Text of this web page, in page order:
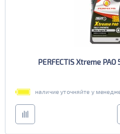
PERFECTIS Xtreme
наличие уточняйте у